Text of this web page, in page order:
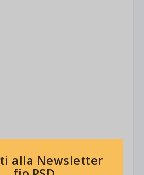
alla Newsletter